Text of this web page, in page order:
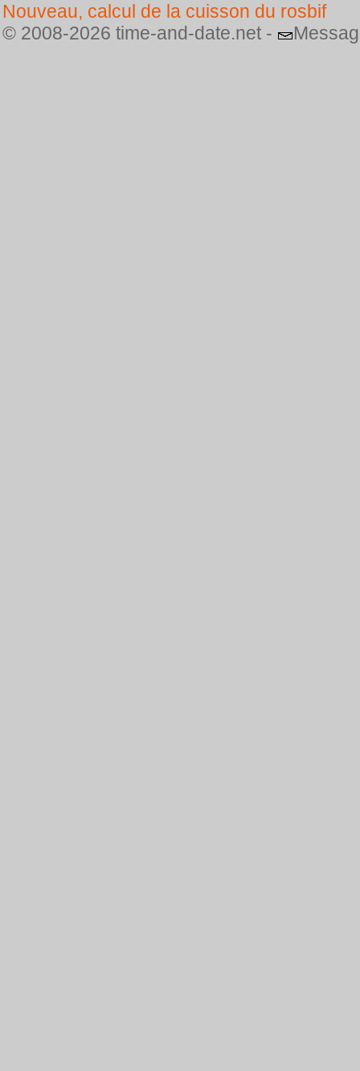
Nouveau, calcul de la cuisson du rosbif
© 2008-2026 time-and-date.net -